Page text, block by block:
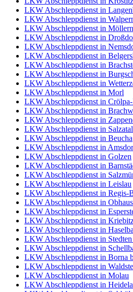
LKW Abschleppdienst in
LKW Abschleppdienst in
LKW Abschleppdienst in Möllern
LKW Abschleppdienst in
LKW Abschleppdienst in
LKW Abschleppdienst in
LKW Abschleppdienst in
LKW Abschleppdienst in
LKW Abschleppdienst in
LKW Abschleppdienst in Morl
LKW Abschleppdienst in
LKW Abschleppdienst in
LKW Abschleppdienst in
LKW Abschleppdienst in
LKW Abschleppdienst in Beucha
LKW Abschleppdienst in
LKW Abschleppdienst in Golzen
LKW Abschleppdienst in
LKW Abschleppdienst in
LKW Abschleppdienst in Leislau
LKW Abschleppdienst in Regis-
LKW Abschleppdienst in
LKW Abschleppdienst in
LKW Abschleppdienst in
LKW Abschleppdienst in
LKW Abschleppdienst in
LKW Abschleppdienst in
LKW Abschleppdienst in Borna
LKW Abschleppdienst in
LKW Abschleppdienst in Molau
LKW Abschleppdienst in